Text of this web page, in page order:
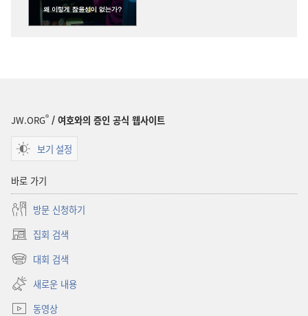
JW.ORG® / 여호와의 증인 공식 웹사이트
보기 설정
바로 가기
방문 신청하기
집회 검색
(새로운
창
대회 검색
(새로운
창
열기)
새로운 내용
동영상